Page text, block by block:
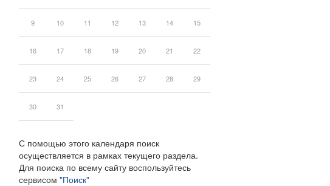
9 10 11 12 13 14 15
16 17 18 19 20 21 22
23 24 25 26 27 28 29
30 31
С помощью этого календаря поиск
осуществляется в рамках текущего раздела.
Для поиска по всему сайту воспользуйтесь
сервисом "Поиск"